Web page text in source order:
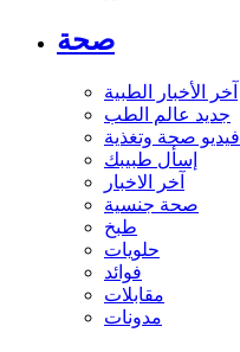
صحة
آخر الأخبار الطبية
جديد عالم الطب
فيديو صحة وتغذية
إسأل طبيبك
آخر الاخبار
صحة جنسية
طبخ
حلويات
فوائد
مقابلات
مدونات